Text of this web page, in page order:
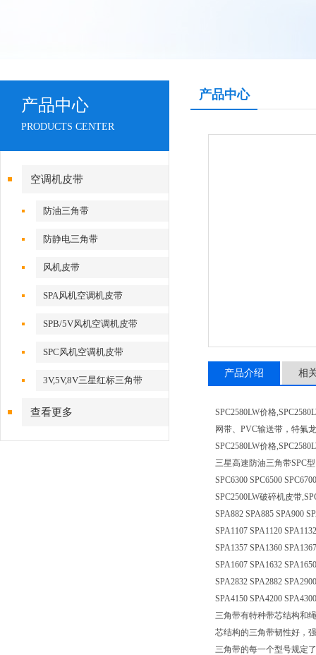
产品中心
PRODUCTS CENTER
空调机皮带
防油三角带
防静电三角带
风机皮带
SPA风机空调机皮带
SPB/5V风机空调机皮带
SPC风机空调机皮带
3V,5V,8V三星红标三角带
查看更多
产品中心
产品介绍 相
SPC2580LW价格
网带、PVC输送带，特氟
SPC2580LW价格
三星高速防油三角带SPC型
SPC6300 SPC6500
SPC2500LW破碎机皮带
SPA882 SPA885 SPA900
SPA1107 SPA1120
SPA1357 SPA1360
SPA1607 SPA1632
SPA2832 SPA2882
SPA4150 SPA4200
三角带有特种带芯结构和
芯结构的三角带韧性好，
三角带的每一个型号规定